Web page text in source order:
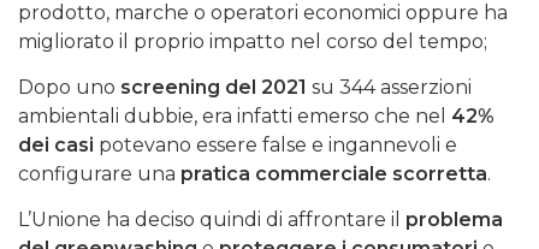
prodotto, marche o operatori economici oppure ha
migliorato il proprio impatto nel corso del tempo;
Dopo uno screening del 2021 su 344 asserzioni
ambientali dubbie, era infatti emerso che nel 42%
dei casi potevano essere false e ingannevoli e
configurare una pratica commerciale scorretta.
L’Unione ha deciso quindi di affrontare il problema